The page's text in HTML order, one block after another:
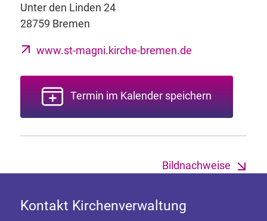
Unter den Linden 24
28759 Bremen
www.st-magni.kirche-bremen.de
Termin im Kalender speichern
Bildnachweise
Kontakt Kirchenverwaltung